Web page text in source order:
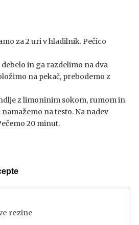
za 2 uri v hladilnik. Pečico
in ga razdelimo na dva
na pekač, prebodemo z
z limoninim sokom, rumom in
na testo. Na nadev
20 minut.
rezine